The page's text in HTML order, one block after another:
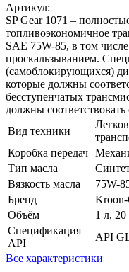
Артикул:
SP Gear 1071 –
топливоэкономичное
SAE 75W-85, в том
проскальзыванием.
(самоблокирующихся)
которые должны
бесступенчатых
должны
Вид техники
Коробка передач
Тип масла
Вязкость масла
75W-
Бренд
Объём
1 л, 20
Спецификация
API
API
Все характеристики